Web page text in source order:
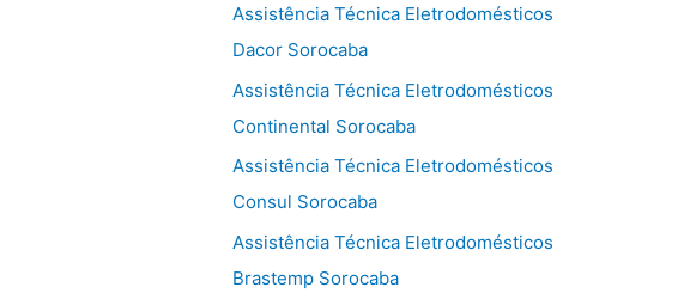
Assistência Técnica Eletrodomésticos
Dacor Sorocaba
Assistência Técnica Eletrodomésticos
Continental Sorocaba
Assistência Técnica Eletrodomésticos
Consul Sorocaba
Assistência Técnica Eletrodomésticos
Brastemp Sorocaba